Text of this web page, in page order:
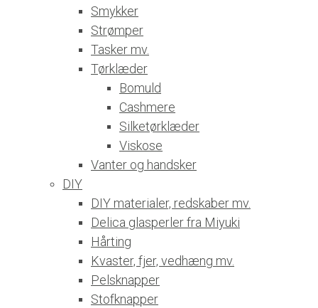
Smykker
Strømper
Tasker mv.
Tørklæder
Bomuld
Cashmere
Silketørklæder
Viskose
Vanter og handsker
DIY
DIY materialer, redskaber mv.
Delica glasperler fra Miyuki
Hårting
Kvaster, fjer, vedhæng mv.
Pelsknapper
Stofknapper